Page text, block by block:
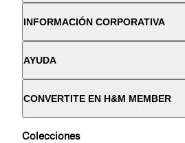
INFORMACIÓN CORPORATIVA
AYUDA
CONVERTITE EN H&M MEMBER
Colecciones